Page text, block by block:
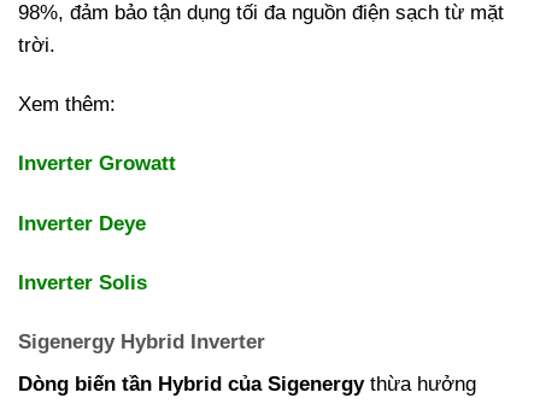
98%, đảm bảo tận dụng tối đa nguồn điện sạch từ mặt
trời.
Xem thêm:
Inverter Growatt
Inverter Deye
Inverter Solis
Sigenergy Hybrid Inverter
Dòng biến tần Hybrid của Sigenergythừa hưởng